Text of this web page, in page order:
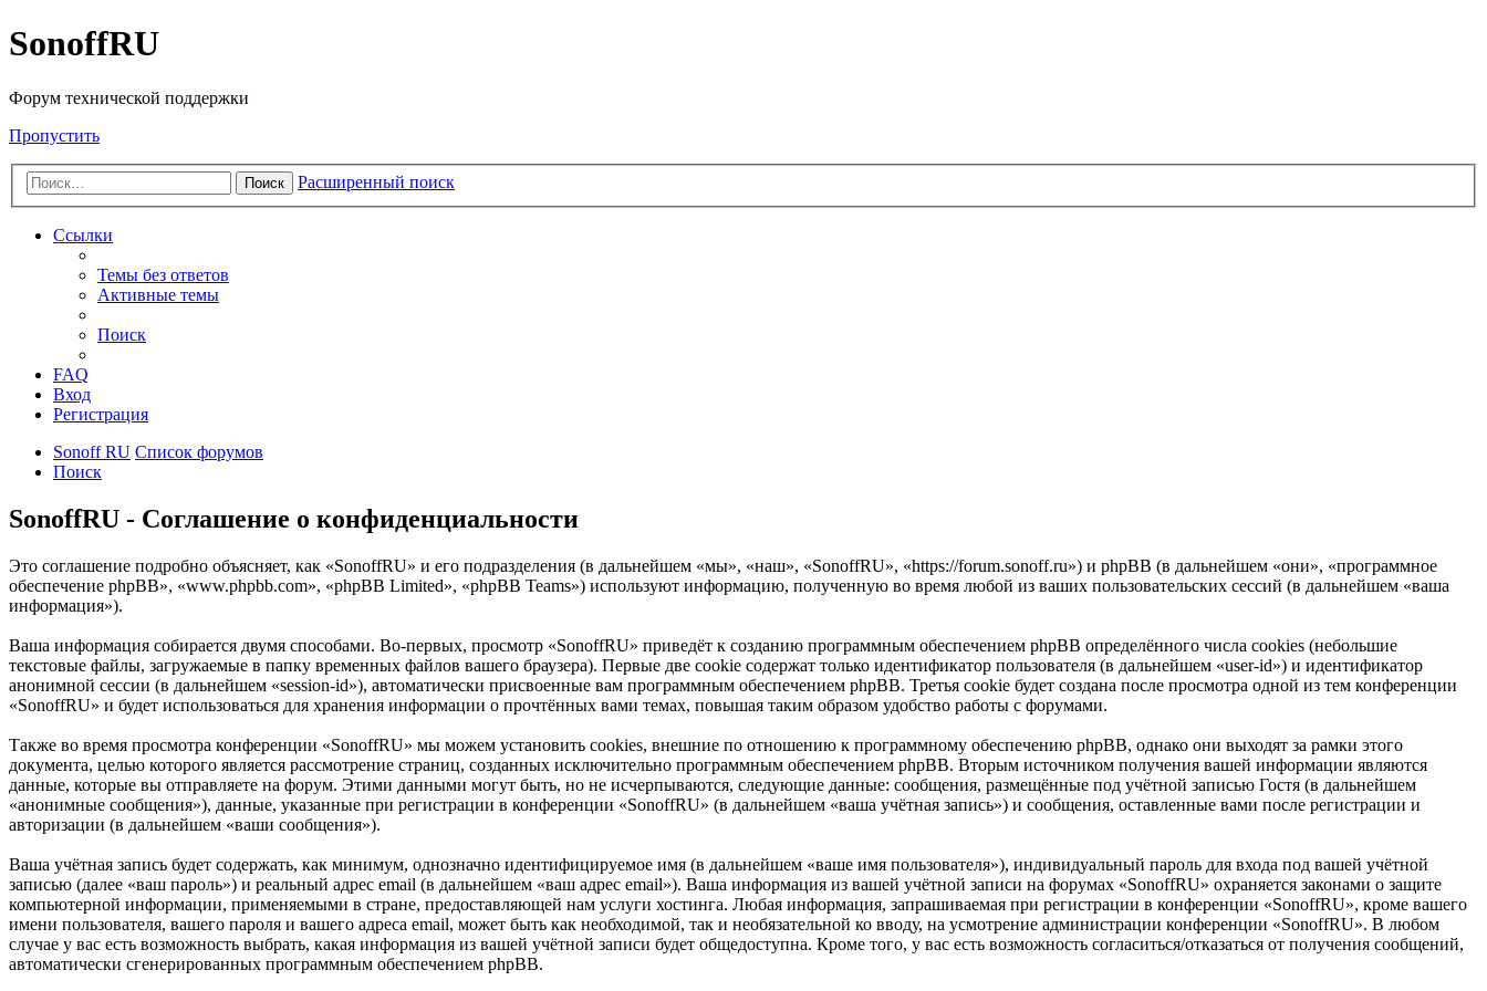
SonoffRU
Форум технической поддержки
Пропустить
Поиск Расширенный поиск
Ссылки
Темы без ответов
Активные темы
Поиск
FAQ
Вход
Регистрация
Sonoff RU Список форумов
Поиск
SonoffRU - Соглашение о конфиденциальности
Это соглашение подробно объясняет, как «SonoffRU» и его подразделения (в дальнейшем «мы», «наш», «SonoffRU», «https://forum.sonoff.ru») и phpBB (в дальнейшем «они», «программное
обеспечение phpBB», «www.phpbb.com», «phpBB Limited», «phpBB Teams») используют информацию, полученную во время любой из ваших пользовательских сессий (в дальнейшем «ваша
информация»).
Ваша информация собирается двумя способами. Во-первых, просмотр «SonoffRU» приведёт к созданию программным обеспечением phpBB определённого числа cookies (небольшие
текстовые файлы, загружаемые в папку временных файлов вашего браузера). Первые две cookie содержат только идентификатор пользователя (в дальнейшем «user-id») и идентификатор
анонимной сессии (в дальнейшем «session-id»), автоматически присвоенные вам программным обеспечением phpBB. Третья cookie будет создана после просмотра одной из тем конференции
«SonoffRU» и будет использоваться для хранения информации о прочтённых вами темах, повышая таким образом удобство работы с форумами.
Также во время просмотра конференции «SonoffRU» мы можем установить cookies, внешние по отношению к программному обеспечению phpBB, однако они выходят за рамки этого
документа, целью которого является рассмотрение страниц, созданных исключительно программным обеспечением phpBB. Вторым источником получения вашей информации являются
данные, которые вы отправляете на форум. Этими данными могут быть, но не исчерпываются, следующие данные: сообщения, размещённые под учётной записью Гостя (в дальнейшем
«анонимные сообщения»), данные, указанные при регистрации в конференции «SonoffRU» (в дальнейшем «ваша учётная запись») и сообщения, оставленные вами после регистрации и
авторизации (в дальнейшем «ваши сообщения»).
Ваша учётная запись будет содержать, как минимум, однозначно идентифицируемое имя (в дальнейшем «ваше имя пользователя»), индивидуальный пароль для входа под вашей учётной
записью (далее «ваш пароль») и реальный адрес email (в дальнейшем «ваш адрес email»). Ваша информация из вашей учётной записи на форумах «SonoffRU» охраняется законами о защите
компьютерной информации, применяемыми в стране, предоставляющей нам услуги хостинга. Любая информация, запрашиваемая при регистрации в конференции «SonoffRU», кроме вашего
имени пользователя, вашего пароля и вашего адреса email, может быть как необходимой, так и необязательной ко вводу, на усмотрение администрации конференции «SonoffRU». В любом
случае у вас есть возможность выбрать, какая информация из вашей учётной записи будет общедоступна. Кроме того, у вас есть возможность согласиться/отказаться от получения сообщений,
автоматически сгенерированных программным обеспечением phpBB.